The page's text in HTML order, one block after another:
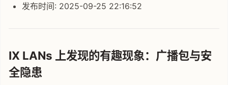
发布时间: 2025-09-25 22:16:52
IX LANs 上发现的有趣现象：广播包与安
全隐患